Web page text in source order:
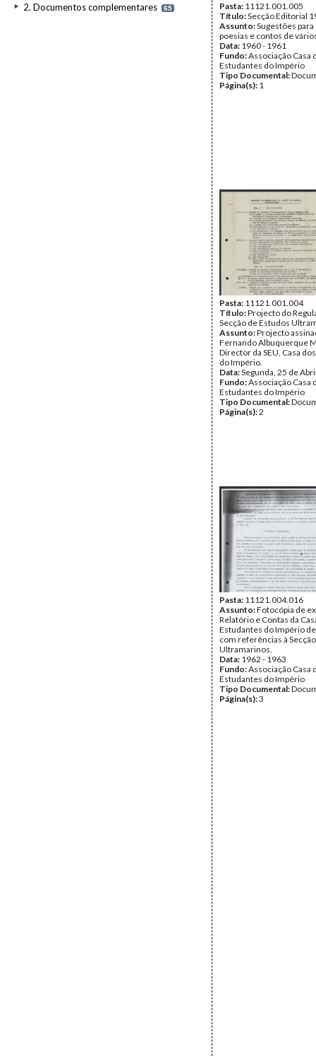
2. Documentos complementares 65 Pasta: 11121.001.005
Título:Secção Editorial
Assunto:Sugestões
poesias e contos de
Data: 1960 - 1961
Fundo:Associação Casa
Estudantes do Império
Tipo Documental:
Página(s): 1
Pasta: 11121.001.004
Título:Projecto do
Secção de Estudos
Assunto:Projecto
Fernando Albuquerque
Director da SEU, Casa
do Império.
Data:Segunda, 25 de
Fundo:Associação Casa
Estudantes do Império
Tipo Documental:
Página(s):2
Pasta: 11121.004.016
Assunto:Fotocópia de
Relatório e Contas da
Estudantes do Império
com referências à
Ultramarinos.
Data: 1962 - 1963
Fundo:Associação Casa
Estudantes do Império
Tipo Documental:
Página(s):3